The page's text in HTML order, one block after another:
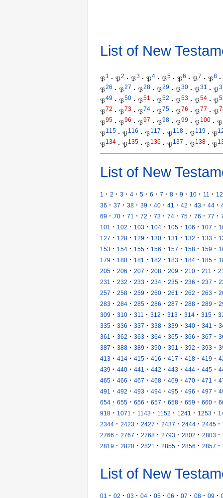
List of New
𝔓1 · 𝔓2 · 𝔓3 · 𝔓4 · 𝔓5 · 𝔓6 · 𝔓7 · 𝔓8 ·
𝔓26 · 𝔓27 · 𝔓28 · 𝔓29 · 𝔓30 · 𝔓31 · 𝔓
𝔓49 · 𝔓50 · 𝔓51 · 𝔓52 · 𝔓53 · 𝔓54 · 𝔓
𝔓72 · 𝔓73 · 𝔓74 · 𝔓75 · 𝔓76 · 𝔓77 · 𝔓
𝔓95 · 𝔓96 · 𝔓97 · 𝔓98 · 𝔓99 · 𝔓100 · 𝔓
𝔓115 · 𝔓116 · 𝔓117 · 𝔓118 · 𝔓119 · 𝔓
𝔓134 · 𝔓135 · 𝔓136 · 𝔓137 · 𝔓138 · 𝔓
List of New
1 · 2 · 3 · 4 · 5 · 6 · 7 · 8 · 9 · 10 · 11 · 12
36 · 37 · 38 · 39 · 40 · 41 · 42 · 43 · 44 ·
69 · 70 · 71 · 72 · 73 · 74 · 75 · 76 · 77 ·
101
· 102 · 103 · 104 · 105 · 106 · 107 ·
127 · 128 · 129 · 130 · 131 · 132 · 133 ·
153 · 154 · 155 · 156 · 157 · 158 · 159 ·
179 · 180 · 181 · 182 · 183 · 184 · 185 ·
205 · 206 · 207 · 208 · 209 · 210 · 211 ·
231
· 232 · 233 · 234 · 235 · 236 · 237 ·
257 · 258 · 259 · 260 · 261 · 262 · 263 ·
283 · 284 · 285 · 286 · 287 · 288 · 289 ·
309 · 310 · 311 · 312 · 313 · 314 · 315 ·
335 · 336 · 337 · 338 · 339 · 340 · 341 ·
361
· 362 · 363 · 364 · 365 · 366 · 367 ·
387 · 388 · 389 · 390 · 391 · 392 · 393 ·
413 · 414 · 415 · 416 · 417 · 418 · 419 ·
439 · 440 · 441 · 442 · 443 · 444 · 445 ·
465 · 466 · 467 · 468 · 469 · 470 · 471 ·
491
· 492 · 493 · 494 · 495 · 496 · 497 ·
654 · 655 · 656 · 657 · 658 · 659 · 660 ·
918 · 1071 · 1143 · 1152 · 1241 · 1253 ·
2344 · 2423 · 2427 · 2437 · 2444 · 2445 ·
2766 · 2767 · 2768 · 2793 · 2802 · 2803 ·
2819 · 2820 · 2821 · 2855 · 2856 · 2857 ·
List of New
01 · 02 · 03 · 04 · 05 · 06 · 07 · 08 · 09 ·